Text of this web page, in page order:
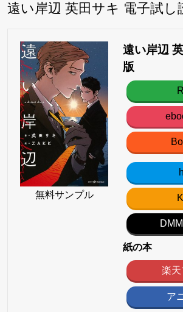
遠い岸辺 英田サキ 電子試し
無料サンプル
遠い岸辺
版
紙の本
楽天
ア